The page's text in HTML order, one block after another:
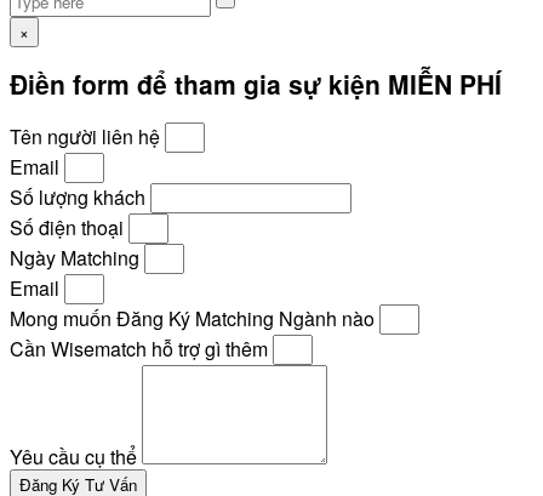
×
Điền form để tham gia sự kiện MIỄN PHÍ
Tên người liên hệ
Email
Số lượng khách
Số điện thoại
Ngày Matching
Email
Mong muốn Đăng Ký Matching Ngành nào
Cần Wisematch hỗ trợ gì thêm
Yêu cầu cụ thể
Đăng Ký Tư Vấn